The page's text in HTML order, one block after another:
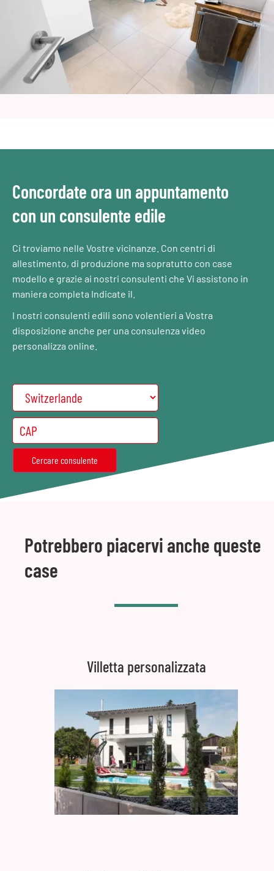
Concordate ora un appuntamento
con un consulente edile
Ci troviamo nelle Vostre vicinanze. Con centri di
allestimento, di produzione ma sopratutto con case
modello e grazie ai nostri consulenti che Vi assistono in
maniera completa Indicate il.
I nostri consulenti edili sono volentieri a Vostra
disposizione anche per una consulenza video
personalizza online.
Potrebbero piacervi anche queste
case
Villetta personalizzata